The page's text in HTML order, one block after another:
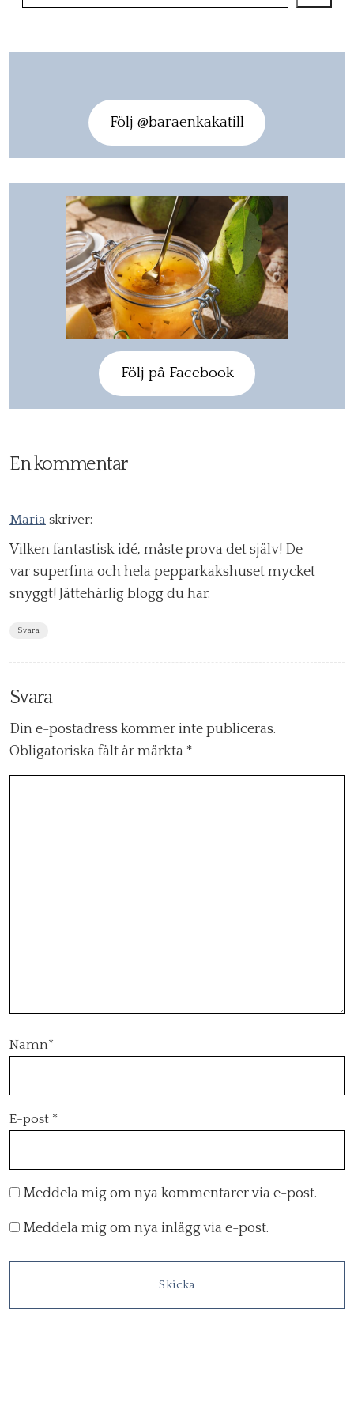
Följ @baraenkakatill
Följ på Facebook
En kommentar
Maria skriver:
Vilken fantastisk idé, måste prova det själv! De
var superfina och hela pepparkakshuset mycket
snyggt! Jättehärlig blogg du har.
Svara
Svara
Din e-postadress kommer inte publiceras.
Obligatoriska fält är märkta *
Namn*
E-post *
Meddela mig om nya kommentarer via e-post.
Meddela mig om nya inlägg via e-post.